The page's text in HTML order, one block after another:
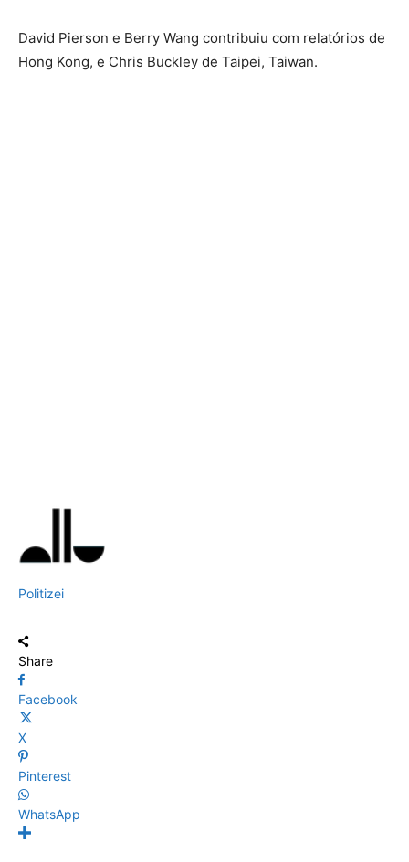
David Pierson e Berry Wang contribuiu com relatórios de
Hong Kong, e Chris Buckley de Taipei, Taiwan.
Politizei
Share
Facebook
X
Pinterest
WhatsApp